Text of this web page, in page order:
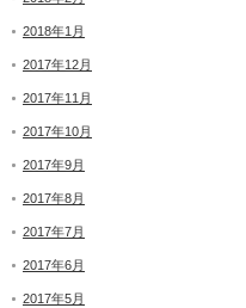
2018年1月
2017年12月
2017年11月
2017年10月
2017年9月
2017年8月
2017年7月
2017年6月
2017年5月